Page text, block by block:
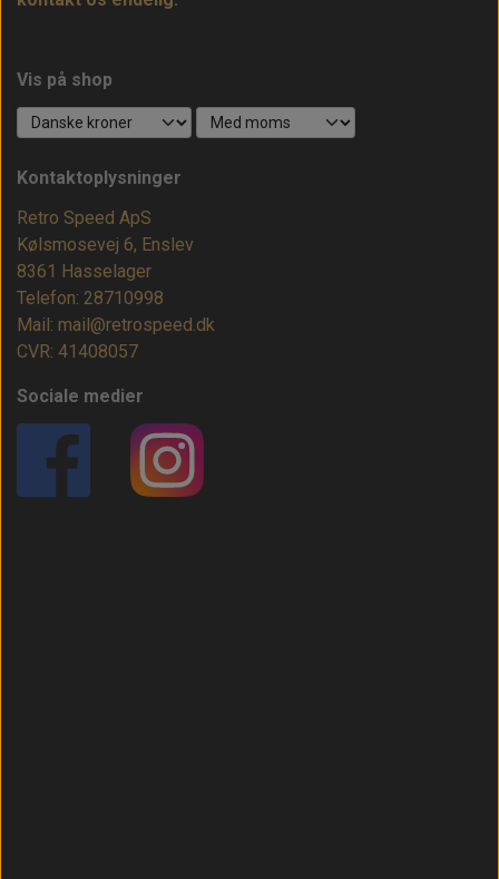
Vis på shop
Kontaktoplysninger
Retro Speed ApS
Kølsmosevej 6, Enslev
8361 Hasselager
Telefon: 28710998
Mail: mail@retrospeed.dk
CVR: 41408057
Sociale medier